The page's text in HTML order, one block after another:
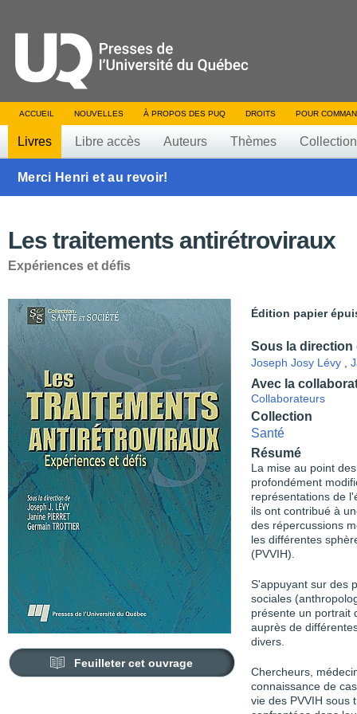
ACCUEIL NOUVELLES À PROPOS DES PUQ DROITS POUR
Livres Libre accès Auteurs Thèmes
Merci Henri et au revoir!
Les traitements antirétroviraux
Expériences et défis
Feuilleter cet ouvrage
Édition papier
Sous la direction
Joseph Josy Lévy
Avec la
Collaborateurs
Collection
Santé
Résumé
La mise au point
profondément
représentations de
ils ont contribué à
des répercussions
les différentes
(PVVIH).
S'appuyant sur des
sociales
présente un portrait
auprès de
divers.
Chercheurs,
connaissance de
vie des PVVIH sous